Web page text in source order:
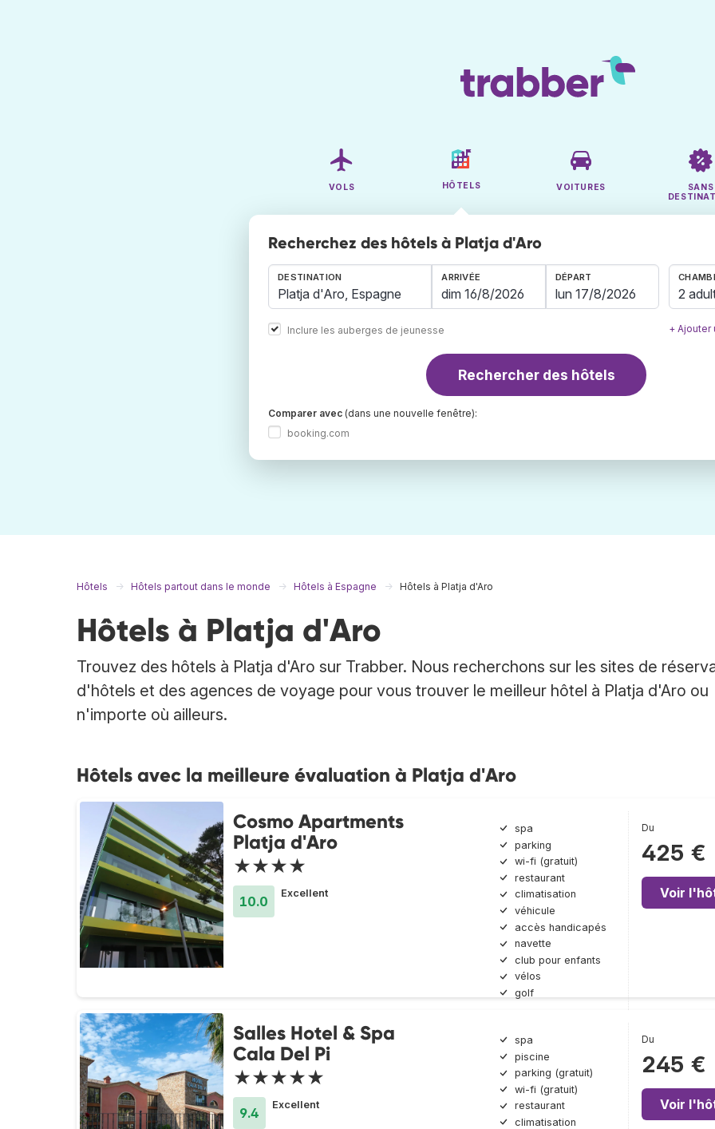
VOLS HÔTELS VOITURES
SANS
Recherchez des hôtels à Platja d'Aro
DESTINATION
Inclure les auberges de jeunesse
ARRIVÉE DÉPART
2
+ Ajouter
Rechercher des hôtels
Comparer avec (dans une nouvelle fenêtre):
booking.com
Hôtels Hôtels partout dans le monde Hôtels à Espagne Hôtels à Platja d'Aro
Hôtels à Platja d'Aro
Trouvez des hôtels à Platja d'Aro sur Trabber. Nous recherchons sur les sites de
d'hôtels et des agences de voyage pour vous trouver le meilleur hôtel à Platja d'Aro ou
n'importe où ailleurs.
Hôtels avec la meilleure évaluation à Platja d'Aro
Cosmo Apartments
Platja d'Aro
★★★★
10.0
Excellent
spa
parking
wi-fi (gratuit)
restaurant
climatisation
véhicule
accès handicapés
navette
club pour enfants
vélos
golf
Du
425 €
Voir
Salles Hotel & Spa
Cala Del Pi
★★★★★
9.4
Excellent
spa
piscine
parking (gratuit)
wi-fi (gratuit)
restaurant
climatisation
Du
245 €
Voir